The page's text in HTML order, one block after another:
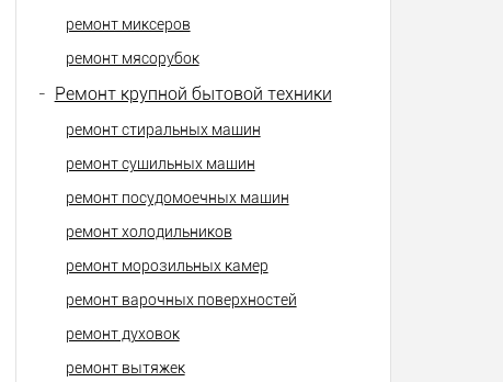
ремонт миксеров
ремонт мясорубок
- Ремонт крупной бытовой техники
ремонт стиральных машин
ремонт сушильных машин
ремонт посудомоечных машин
ремонт холодильников
ремонт морозильных камер
ремонт варочных поверхностей
ремонт духовок
ремонт вытяжек